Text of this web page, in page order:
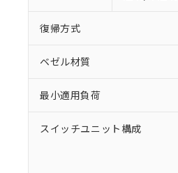
復帰方式
ベゼル材質
最小適用負荷
スイッチユニット構成